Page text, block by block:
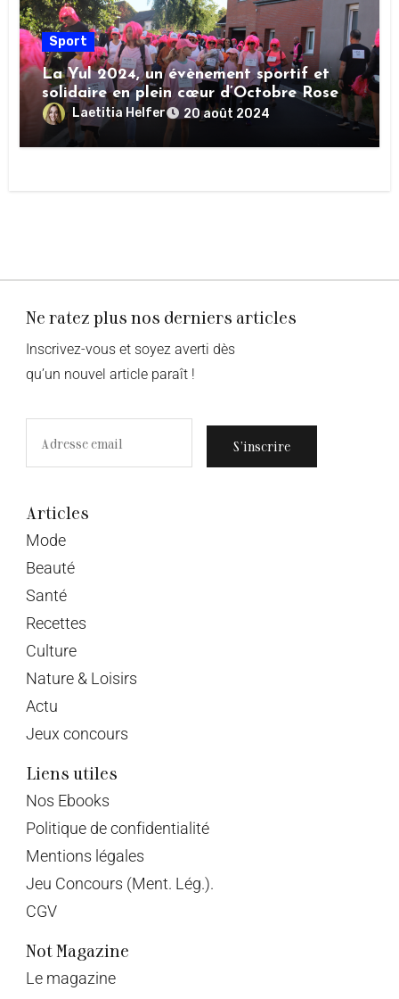
Sport
La Yul 2024, un évènement sportif et
solidaire en plein cœur d’Octobre Rose
Laetitia Helfer 20 août 2024
Ne ratez plus nos derniers articles
Inscrivez-vous et soyez averti dès
qu’un nouvel article paraît !
S’inscrire
Articles
Mode
Beauté
Santé
Recettes
Culture
Nature & Loisirs
Actu
Jeux concours
Liens utiles
Nos Ebooks
Politique de confidentialité
Mentions légales
Jeu Concours (Ment. Lég.).
CGV
Not Magazine
Le magazine